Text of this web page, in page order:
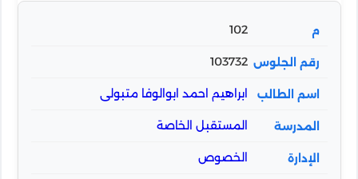
102
103732
ابراهيم احمد ابوالوفا متبولى
المستقبل الخاصة
الخصوص